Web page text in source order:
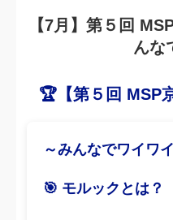
【7月】第５回
んな
🏆【第５回 MSP
～みんなでワイワ
🎯 モルックとは？